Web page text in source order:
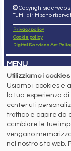
Copyright siderweb
Tutti i diritti sono
Privacy policy
Cookie policy
Digital Services Act
MENU
NEWS
PREZZI ITALIA
MERCATI
ABBONAMENTI
MADE IN STEEL
NEWSLETTER
Capitale Sociale:
Utilizziamo i
Usiamo i cookies e
la tua esperienza
contenuti
traffico e capire da
cambiare le tue
vengano
nel nostro sito web.